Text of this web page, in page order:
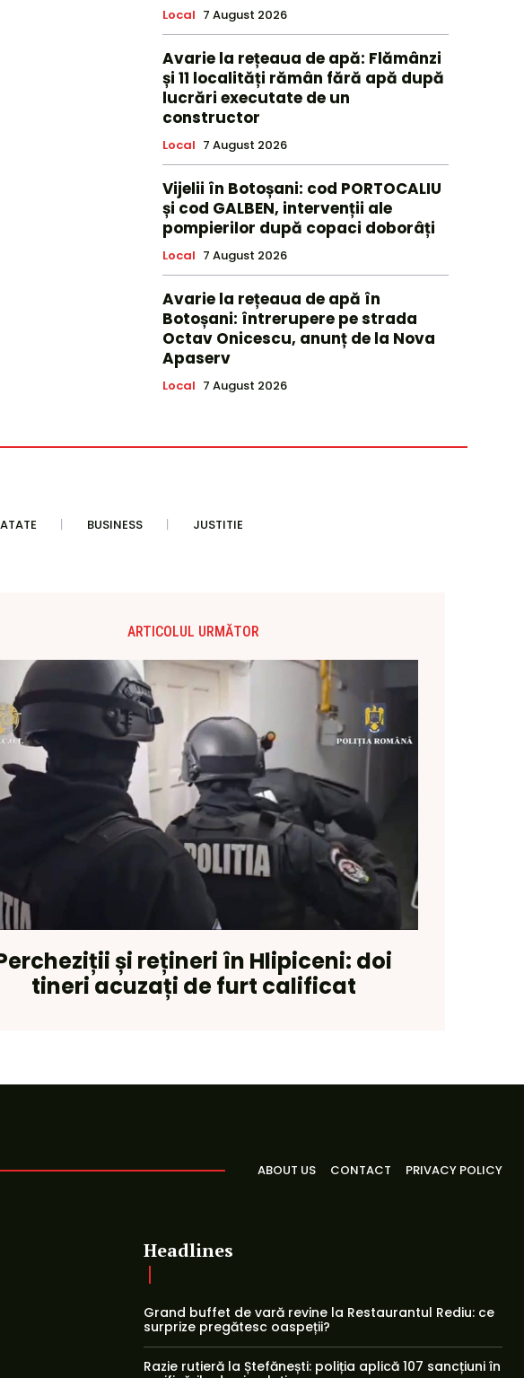
Local 7 August 2026
Avarie la rețeaua de apă: Flămânzi
și 11 localități rămân fără apă după
lucrări executate de un
constructor
Local 7 August 2026
Vijelii în Botoșani: cod PORTOCALIU
și cod GALBEN, intervenții ale
pompierilor după copaci doborâți
Local 7 August 2026
Avarie la rețeaua de apă în
Botoșani: întrerupere pe strada
Octav Onicescu, anunț de la Nova
Apaserv
Local 7 August 2026
BUSINESS JUSTITIE
ARTICOLUL URMĂTOR
și rețineri în Hlipiceni: doi
tineri acuzați de furt calificat
ABOUT US CONTACT PRIVACY POLICY
Headlines
Grand buffet de vară revine la Restaurantul Rediu: ce
surprize pregătesc oaspeții?
Razie rutieră la Ștefănești: poliția aplică 107 sancțiuni în